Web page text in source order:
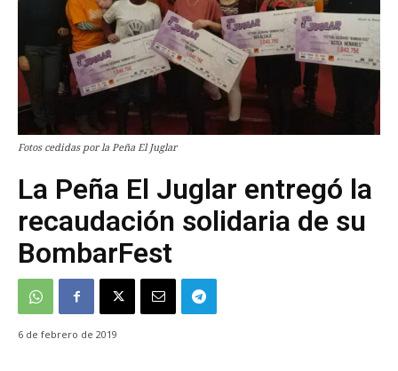
Fotos cedidas por la Peña El Juglar
La Peña El Juglar entregó la
recaudación solidaria de su
BombarFest
6 de febrero de 2019